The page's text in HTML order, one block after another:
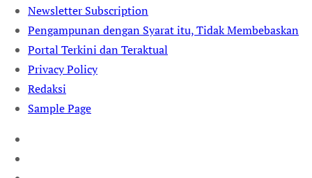
Newsletter Subscription
Pengampunan dengan Syarat itu, Tidak Membebaskan
Portal Terkini dan Teraktual
Privacy Policy
Redaksi
Sample Page